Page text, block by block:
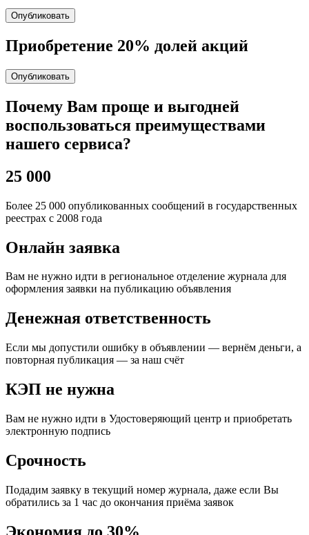
Опубликовать
Приобретение 20% долей акций
Опубликовать
Почему Вам проще и выгодней
воспользоваться преимуществами
нашего сервиса?
25 000
Более 25 000 опубликованных сообщений в государственных
реестрах с 2008 года
Онлайн заявка
Вам не нужно идти в региональное отделение журнала для
оформления заявки на публикацию объявления
Денежная ответственность
Если мы допустили ошибку в объявлении — вернём деньги, а
повторная публикация — за наш счёт
КЭП не нужна
Вам не нужно идти в Удостоверяющий центр и приобретать
электронную подпись
Срочность
Подадим заявку в текущий номер журнала, даже если Вы
обратились за 1 час до окончания приёма заявок